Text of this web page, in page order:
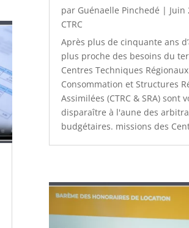
par Guénaelle Pinchedé | Juin
CTRC
Après plus de cinquante ans
plus proche des besoins du
Centres Techniques
Consommation et Structures
Assimilées (CTRC & SRA) sont
disparaître à l'aune des
budgétaires. missions des